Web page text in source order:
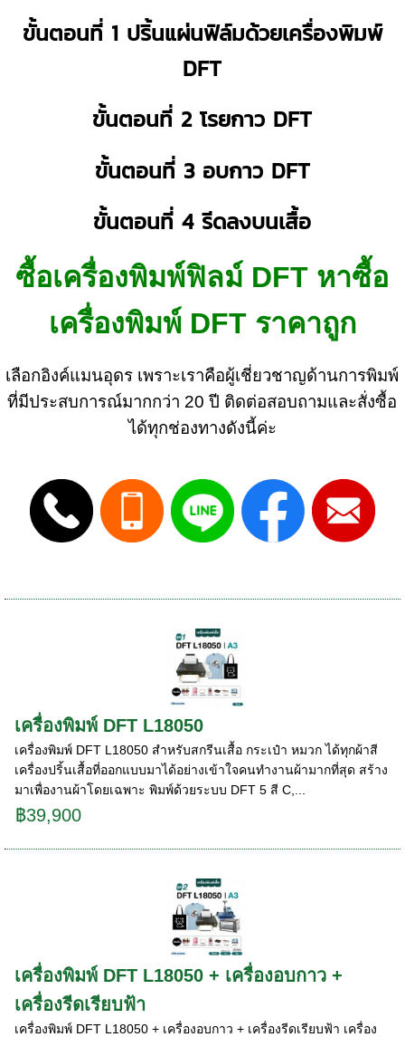
ขั้นตอนที่ 1 ปริ้นแผ่นฟิล์มด้วยเครื่องพิมพ์
DFT
ขั้นตอนที่ 2 โรยกาว DFT
ขั้นตอนที่ 3 อบกาว DFT
ขั้นตอนที่ 4 รีดลงบนเสื้อ
ซื้อเครื่องพิมพ์ฟิลม์ DFT หาซื้อ
เครื่องพิมพ์ DFT ราคาถูก
เลือกอิงค์แมนอุดร เพราะเราคือผู้เชี่ยวชาญด้านการพิมพ์
ที่มีประสบการณ์มากกว่า 20 ปี ติดต่อสอบถามและสั่งซื้อ
ได้ทุกช่องทางดังนี้ค่ะ
เครื่องพิมพ์ DFT L18050
เครื่องพิมพ์ DFT L18050 สำหรับสกรีนเสื้อ กระเป๋า หมวก ได้ทุกผ้าสี
เครื่องปริ้นเสื้อที่ออกแบบมาได้อย่างเข้าใจคนทำงานผ้ามากที่สุด สร้าง
มาเพื่องานผ้าโดยเฉพาะ พิมพ์ด้วยระบบ DFT 5 สี C,...
฿39,900
เครื่องพิมพ์ DFT L18050 + เครื่องอบกาว +
เครื่องรีดเรียบฟ้า
เครื่องพิมพ์ DFT L18050 + เครื่องอบกาว + เครื่องรีดเรียบฟ้า เครื่อง